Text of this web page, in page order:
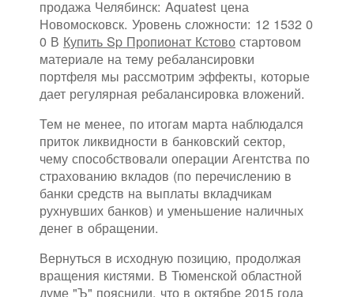
продажа Челябинск: Aquatest цена
Новомосковск. Уровень сложности: 12 1532 0
0 В Купить Sp Пропионат Кстово стартовом
материале на тему ребалансировки
портфеля мы рассмотрим эффекты, которые
дает регулярная ребалансировка вложений.
Тем не менее, по итогам марта наблюдался
приток ликвидности в банковский сектор,
чему способствовали операции Агентства по
страхованию вкладов (по перечислению в
банки средств на выплаты вкладчикам
рухнувших банков) и уменьшение наличных
денег в обращении.
Вернуться в исходную позицию, продолжая
вращения кистями. В Тюменской областной
думе "Ъ" пояснили, что в октябре 2015 года